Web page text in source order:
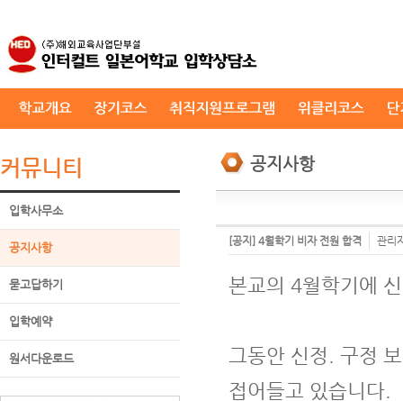
커뮤니티
입학사무소
공지사항
묻고답하기
입학예약
원서다운로드
공지사항
[공지] 4월학기 비자 전원 합격 관리
본교의 4월학기에
그동안 신정. 구정
접어들고 있습니다.